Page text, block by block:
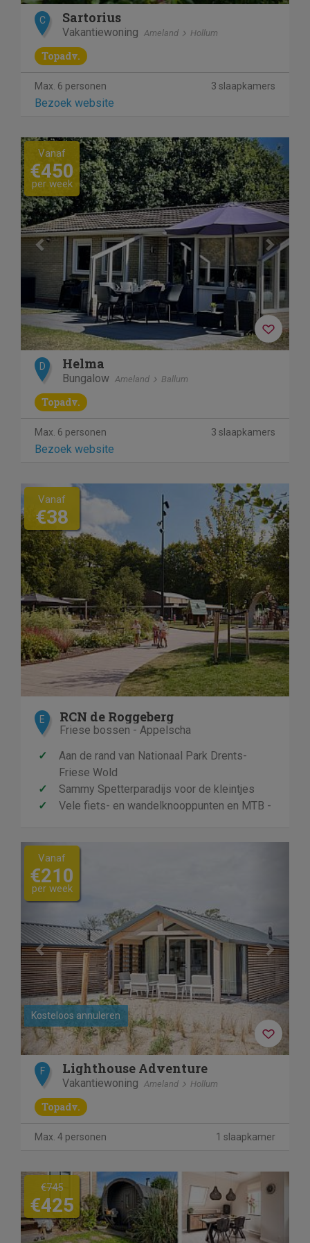
C Sartorius
Vakantiewoning Ameland Hollum
Topadv.
Max. 6 personen 3 slaapkamers
Bezoek website
Previous Next
Vanaf
€450
per week
D Helma
Bungalow Ameland Ballum
Topadv.
Max. 6 personen 3 slaapkamers
Bezoek website
Vanaf
€38
E RCN de Roggeberg
Friese bossen - Appelscha
✓
Aan de rand van Nationaal Park Drents-
Friese Wold
✓
Sammy Spetterparadijs voor de kleintjes
✓
Vele fiets- en wandelknooppunten en MTB -
Previous
Kosteloos annuleren
Vanaf
€210
per week
F Lighthouse Adventure
Vakantiewoning Ameland Hollum
Topadv.
Max. 4 personen 1 slaapkamer
Previous Next
€745
€425